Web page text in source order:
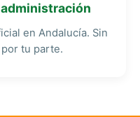
en Andalucía. Sin
tu parte.